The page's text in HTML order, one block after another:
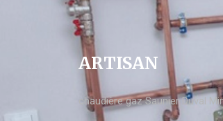
ARTISAN
chaudière gaz Saunier Duval